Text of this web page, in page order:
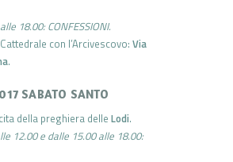
18.00: CONFESSIONI.
con l’Arcivescovo: Via
.
SABATO SANTO
della preghiera delleLodi.
12.00 e dalle 15.00 alle 18.00: